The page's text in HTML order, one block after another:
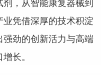
，从智能康复器械到
凭借深厚的技术积淀
劲的创新活力与高端
长。